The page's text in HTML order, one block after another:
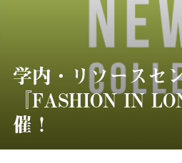
学内・リソースセ
『FASHION IN
催！